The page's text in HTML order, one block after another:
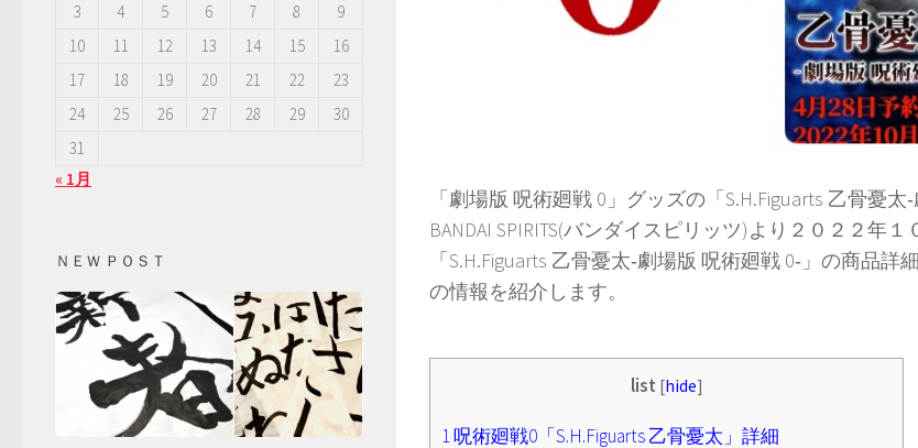
「劇場版 呪術廻戦 0」グッズの「S.H.Figuarts 乙骨憂太
BANDAI SPIRITS(バンダイスピリッツ)より２０２２年１
「S.H.Figuarts 乙骨憂太‐劇場版 呪術廻戦 0‐」の商品
の情報を紹介します。
list [hide]
1呪術廻戦0「S.H.Figuarts 乙骨憂太」詳細
3
4 5 6 7 8
9
10
11 12 13 14 15
16
17
18 19 20 21 22
23
24
25 26 27 28 29
30
31
« 1月
ＮＥＷ ＰＯＳＴ